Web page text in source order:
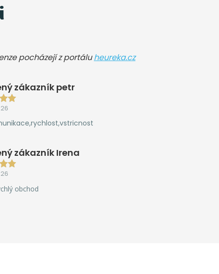
pocházejí z portáluheureka.cz
zákazník petr
zákazník Irena
obchod